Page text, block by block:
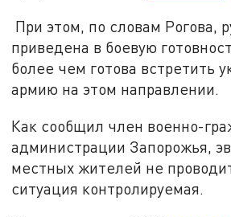
При этом, по словам Рогова,
приведена в боевую
более чем готова встретить
армию на этом направлении.
Как сообщил член военно-
администрации Запорожья,
местных жителей не
ситуация контролируемая.